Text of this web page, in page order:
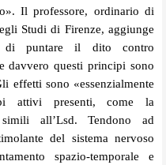
Il professore, ordinario di
Studi di Firenze, aggiunge
di puntare il dito contro
davvero questi principi sono
effetti sono «essenzialmente
attivi presenti, come la
all’Lsd. Tendono ad
del sistema nervoso
spazio-temporale e